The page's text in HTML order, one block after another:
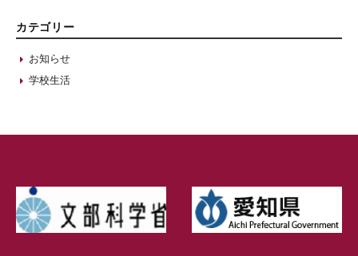
カテゴリー
お知らせ
学校生活